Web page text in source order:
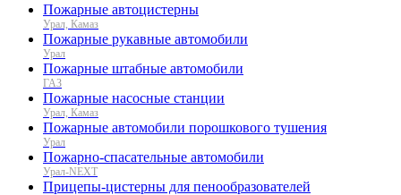
Пожарные автоцистерны
Урал, Камаз
Пожарные рукавные автомобили
Урал
Пожарные штабные автомобили
ГАЗ
Пожарные насосные станции
Урал, Камаз
Пожарные автомобили порошкового тушения
Урал
Пожарно-спасательные автомобили
Урал-NEXT
Прицепы-цистерны для пенообразователей